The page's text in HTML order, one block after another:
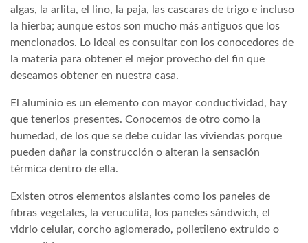
algas, la arlita, el lino, la paja, las cascaras de trigo e incluso
la hierba; aunque estos son mucho más antiguos que los
mencionados. Lo ideal es consultar con los conocedores de
la materia para obtener el mejor provecho del fin que
deseamos obtener en nuestra casa.
El aluminio es un elemento con mayor conductividad, hay
que tenerlos presentes. Conocemos de otro como la
humedad, de los que se debe cuidar las viviendas porque
pueden dañar la construcción o alteran la sensación
térmica dentro de ella.
Existen otros elementos aislantes como los paneles de
fibras vegetales, la veruculita, los paneles sándwich, el
vidrio celular, corcho aglomerado, polietileno extruido o